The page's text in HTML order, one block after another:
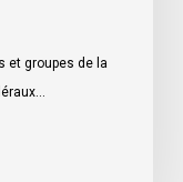
et groupes de la